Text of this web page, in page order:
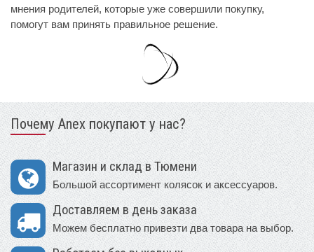
мнения родителей, которые уже совершили покупку,
помогут вам принять правильное решение.
Почему Anex покупают у нас?
Магазин и склад в Тюмени
Большой ассортимент колясок и аксессуаров.
Доставляем в день заказа
Можем бесплатно привезти два товара на выбор.